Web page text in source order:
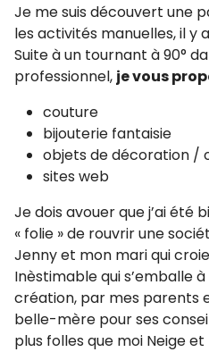
Je me suis découvert une
les activités manuelles, il y
Suite à un tournant à 90°
professionnel, je vous
couture
bijouterie fantaisie
objets de décoration /
sites web
Je dois avouer que j’ai été
« folie » de rouvrir une
Jenny et mon mari qui
Inèstimable qui s’emballe
création, par mes parents
belle-mère pour ses
plus folles que moi Neige et